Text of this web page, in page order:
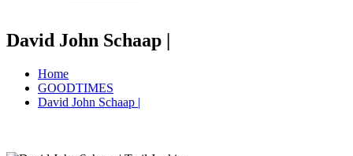
David John Schaap |
Home
GOODTIMES
David John Schaap |